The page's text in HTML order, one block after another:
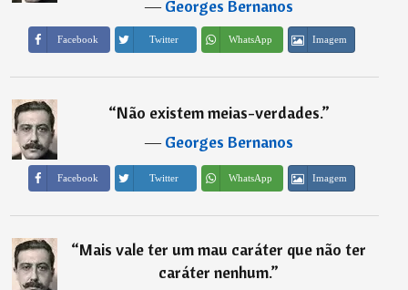
―Georges Bernanos
Facebook Twitter WhatsApp Imagem
“Não existem meias-verdades.”
―Georges Bernanos
Facebook Twitter WhatsApp Imagem
“Mais vale ter um mau caráter que não ter
caráter nenhum.”